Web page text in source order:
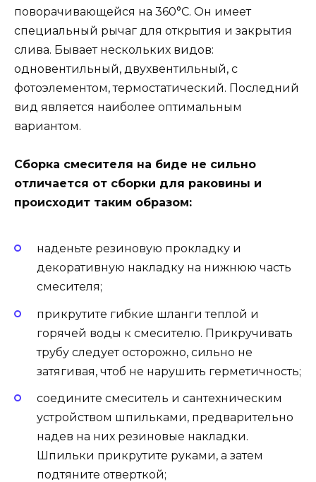
поворачивающейся на 360°С. Он имеет
специальный рычаг для открытия и закрытия
слива. Бывает нескольких видов:
одновентильный, двухвентильный, с
фотоэлементом, термостатический. Последний
вид является наиболее оптимальным
вариантом.
Сборка смесителя на биде не сильно
отличается от сборки для раковины и
происходит таким образом:
наденьте резиновую прокладку и
декоративную накладку на нижнюю часть
смесителя;
прикрутите гибкие шланги теплой и
горячей воды к смесителю. Прикручивать
трубу следует осторожно, сильно не
затягивая, чтоб не нарушить герметичность;
соедините смеситель и сантехническим
устройством шпильками, предварительно
надев на них резиновые накладки.
Шпильки прикрутите руками, а затем
подтяните отверткой;